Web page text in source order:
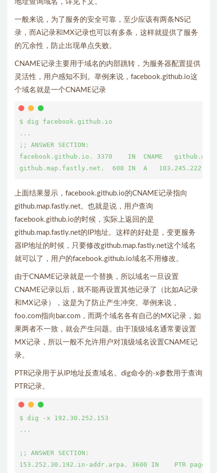
地址查询域名，详见下文。
一般来说，为了服务的安全可靠，至少应该有两条NS记
录，而A记录和MX记录也可以有多条，这样就提供了服务
的冗余性，防止出现单点失败。
CNAME记录主要用于域名的内部跳转，为服务器配置提供
灵活性，用户感知不到。举例来说，facebook.github.io这
个域名就是一个CNAME记录
$ dig facebook.github.io
...
;; ANSWER SECTION:
facebook.github.io. 3370    IN  CNAME
上面结果显示，facebook.github.io的CNAME记录指向
github.map.fastly.net。也就是说，用户查询
facebook.github.io的时候，实际上返回的是
github.map.fastly.net的IP地址。这样的好处是，变更服务
器IP地址的时候，只要修改github.map.fastly.net这个域名
就可以了，用户的facebook.github.io域名不用修改。
由于CNAME记录就是一个替换，所以域名一旦设置
CNAME记录以后，就不能再设置其他记录了（比如A记录
和MX记录），这是为了防止产生冲突。举例来说，
foo.com指向bar.com，而两个域名各有自己的MX记录，如
果两者不一致，就会产生问题。由于顶级域名通常要设置
MX记录，所以一般不允许用户对顶级域名设置CNAME记
录。
PTR记录用于从IP地址反查域名。dig命令的-x参数用于查询
PTR记录。
$ dig -x 192.30.252.153
...
;; ANSWER SECTION: